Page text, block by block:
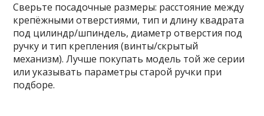
Сверьте посадочные размеры: расстояние между
крепёжными отверстиями, тип и длину квадрата
под цилиндр/шпиндель, диаметр отверстия под
ручку и тип крепления (винты/скрытый
механизм). Лучше покупать модель той же серии
или указывать параметры старой ручки при
подборе.